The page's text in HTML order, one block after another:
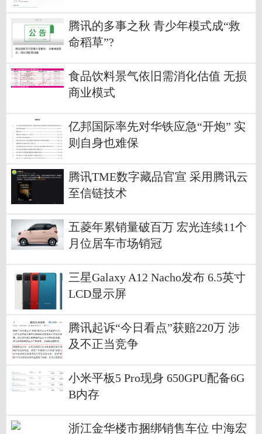
腾讯的多事之秋 青少年模式成“救
命稻草”?
食品饮料景气依旧需消化估值 无损
商业模式
亿邦国际率先对华铁应急“开炮” 实
则自身也难保
腾讯TME数字藏品官宣 采用腾讯云
至信链技术
五菱年累销量破百万 宏光连续11个
月位居车市场销冠
三星Galaxy A12 Nacho发布 6.5英寸
LCD显示屏
腾讯起诉“今日看点”获赔220万 涉
及不正当竞争
小米平板5 Pro现身 650GPU配备6G
B内存
浙江金华楼市捆绑销售车位 中海宏